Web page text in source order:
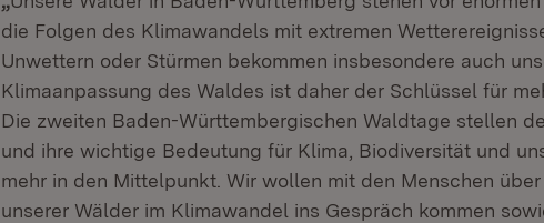
die Folgen des Klimawandels mit extremen
Unwettern oder Stürmen bekommen insbesondere auch
Klimaanpassung des Waldes ist daher der Schlüssel für
Die zweiten Baden-Württembergischen Waldtage stellen
und ihre wichtige Bedeutung für Klima, Biodiversität und
mehr in den Mittelpunkt. Wir wollen mit den Menschen
unserer Wälder im Klimawandel ins Gespräch kommen